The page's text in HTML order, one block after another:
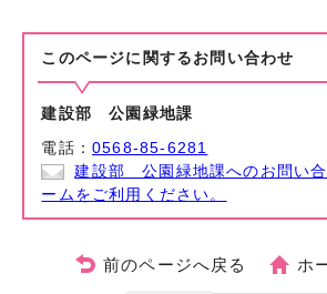
このページに関する お問い合わせ
建設部 公園緑地課
電話：0568-85-6281
建設部 公園緑地課へのお問い合
ームをご利用ください。
前のページへ戻る ホ